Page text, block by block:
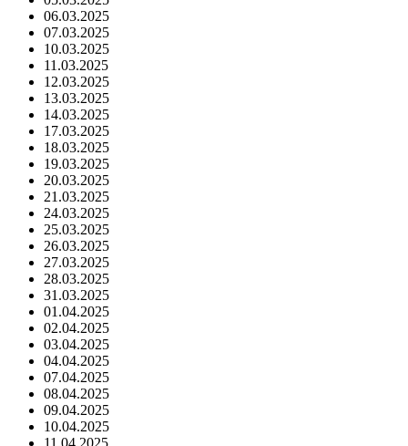
06.03.2025
07.03.2025
10.03.2025
11.03.2025
12.03.2025
13.03.2025
14.03.2025
17.03.2025
18.03.2025
19.03.2025
20.03.2025
21.03.2025
24.03.2025
25.03.2025
26.03.2025
27.03.2025
28.03.2025
31.03.2025
01.04.2025
02.04.2025
03.04.2025
04.04.2025
07.04.2025
08.04.2025
09.04.2025
10.04.2025
11.04.2025